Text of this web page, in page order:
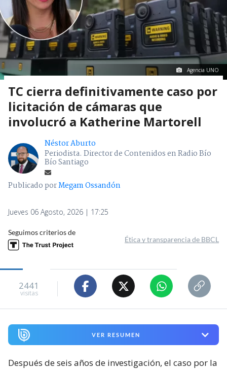
Agencia UNO
TC cierra definitivamente caso por
licitación de cámaras que
involucró a Katherine Martorell
Néstor Aburto
Periodista. Director de Contenidos en Radio Bío
Bío Santiago
Publicado porMegam Ossandón
Jueves 06 Agosto, 2026 | 17:25
Seguimos criterios de
Ética y transparencia de BBCL
2441
visitas
VER RESUMEN
Después de seis años de investigación, el caso por la